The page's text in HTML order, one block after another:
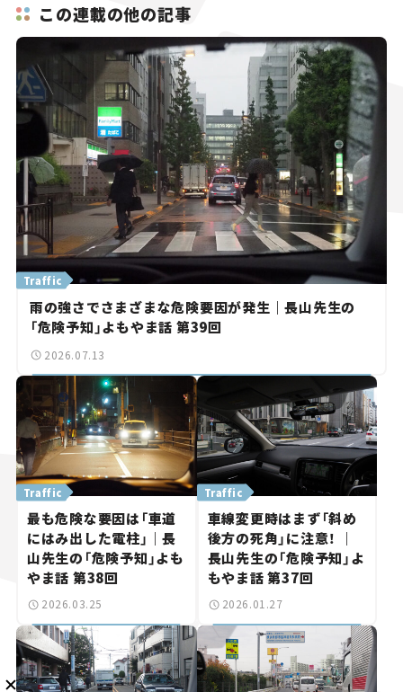
この連載の他の記事
Traffic
雨の強さでさまざまな危険要因が発生｜長山先生の
「危険予知」よもやま話 第39回
2026.07.13
Traffic
最も危険な要因は「車道
にはみ出した電柱」｜長
山先生の「危険予知」よも
やま話 第38回
2026.03.25
Traffic
車線変更時はまず「斜め
後方の死角」に注意！ ｜
長山先生の「危険予知」よ
もやま話 第37回
2026.01.27
メルマガ登録
KURU KURAについて広告掲載 プライバシーポリシー 採用情報
FAQ
follow us